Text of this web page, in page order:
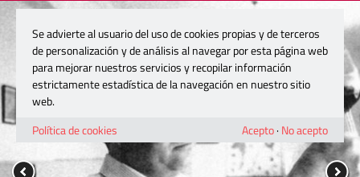
Se advierte al usuario del uso de cookies propias y de terceros
de personalización y de análisis al navegar por esta página web
para mejorar nuestros servicios y recopilar información
estrictamente estadística de la navegación en nuestro sitio
web.
Política de cookies
Acepto· No acepto